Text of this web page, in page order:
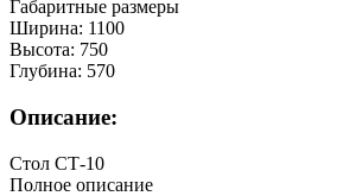
Габаритные размеры
Ширина: 1100
Высота: 750
Глубина: 570
Описание:
Стол СТ-10
Полное описание